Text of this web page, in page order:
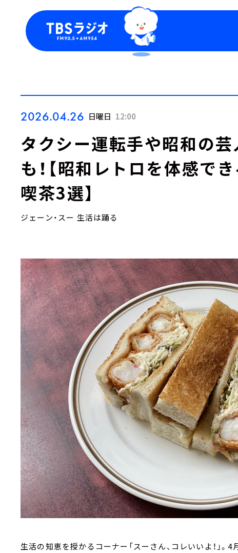
2026.04.26 日曜日 12:00
タクシー運転手や昭和の
も！【昭和レトロを体感で
喫茶3選】
ジェーン・スー 生活は踊る
生活の知恵を授かるコーナー「スーさん、コレいいよ！」。